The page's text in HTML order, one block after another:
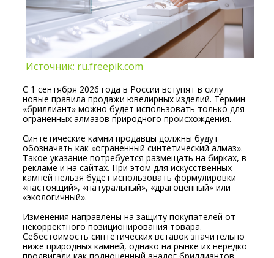
Источник: ru.freepik.com
С 1 сентября 2026 года в России вступят в силу
новые правила продажи ювелирных изделий. Термин
«бриллиант» можно будет использовать только для
ограненных алмазов природного происхождения.
Синтетические камни продавцы должны будут
обозначать как «ограненный синтетический алмаз».
Такое указание потребуется размещать на бирках, в
рекламе и на сайтах. При этом для искусственных
камней нельзя будет использовать формулировки
«настоящий», «натуральный», «драгоценный» или
«экологичный».
Изменения направлены на защиту покупателей от
некорректного позиционирования товара.
Себестоимость синтетических вставок значительно
ниже природных камней, однако на рынке их нередко